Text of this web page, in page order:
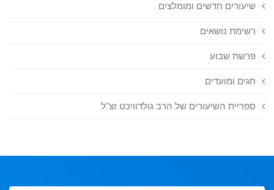
שיעורים חדשים ומומלצים
רשימת נושאים
פרשת שבוע
חגים ומועדים
ספריית השיעורים של הרב גולדוויכט זצ"ל